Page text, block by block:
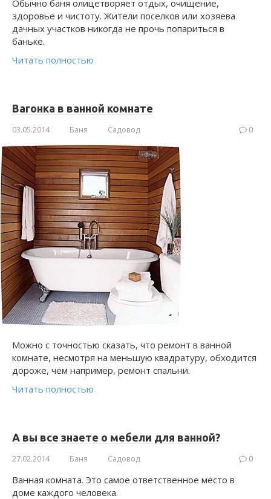
Обычно баня олицетворяет отдых, очищение,
здоровье и чистоту. Жители поселков или хозяева
дачных участков никогда не прочь попариться в
баньке.
Читать полностью
Вагонка в ванной комнате
03.05.2014 Баня Садовод 0
Можно с точностью сказать, что ремонт в ванной
комнате, несмотря на меньшую квадратуру, обходится
дороже, чем например, ремонт спальни.
Читать полностью
А вы все знаете о мебели для ванной?
27.02.2014 Баня Садовод 0
Ванная комната. Это самое ответственное место в
доме каждого человека.